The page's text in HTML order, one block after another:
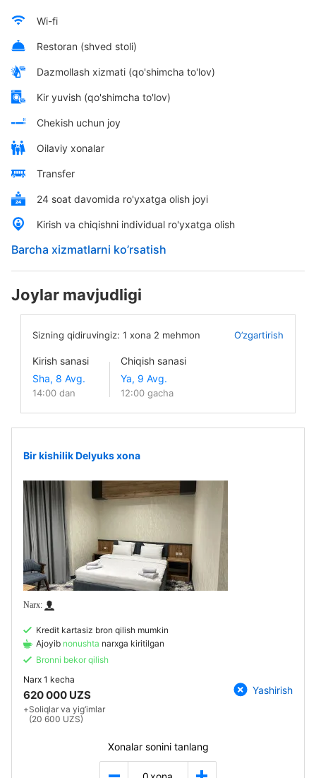
Wi-fi
Restoran (shved stoli)
Dazmollash xizmati (qo'shimcha to'lov)
Kir yuvish (qo'shimcha to'lov)
Chekish uchun joy
Oilaviy xonalar
Transfer
24 soat davomida ro'yxatga olish joyi
Kirish va chiqishni individual ro'yxatga olish
Barcha xizmatlarni ko’rsatish
Joylar mavjudligi
Sizning qidiruvingiz: 1 xona 2 mehmon O’zgartirish
Kirish sanasi
14:00 dan
Chiqish sanasi
12:00 gacha
Bir kishilik Delyuks xona
Kredit kartasiz bron qilish mumkin
Ajoyib nonushta narxga kiritilgan
Bronni bekor qilish
Narx 1 kecha
620 000 UZS
+Soliqlar va yig‘imlar
(20 600 UZS)
Yashirish
Xonalar sonini tanlang